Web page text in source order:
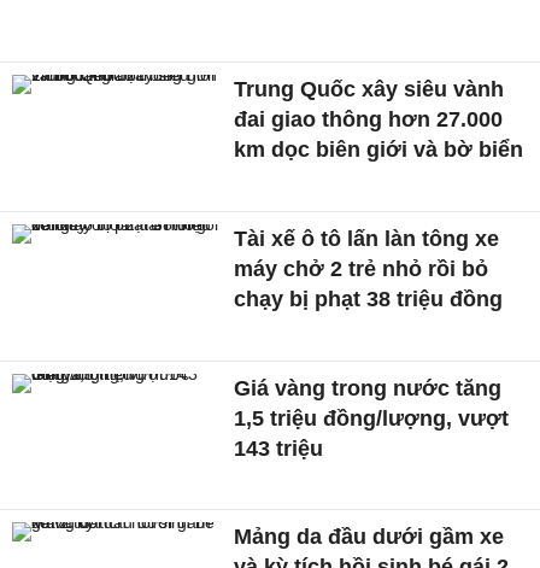
Trung Quốc xây siêu vành
đai giao thông hơn 27.000
km dọc biên giới và bờ biển
Tài xế ô tô lấn làn tông xe
máy chở 2 trẻ nhỏ rồi bỏ
chạy bị phạt 38 triệu đồng
Giá vàng trong nước tăng
1,5 triệu đồng/lượng, vượt
143 triệu
Mảng da đầu dưới gầm xe